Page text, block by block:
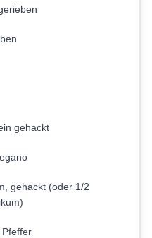
gehackt
gehackt (oder 1/2
Pfeffer